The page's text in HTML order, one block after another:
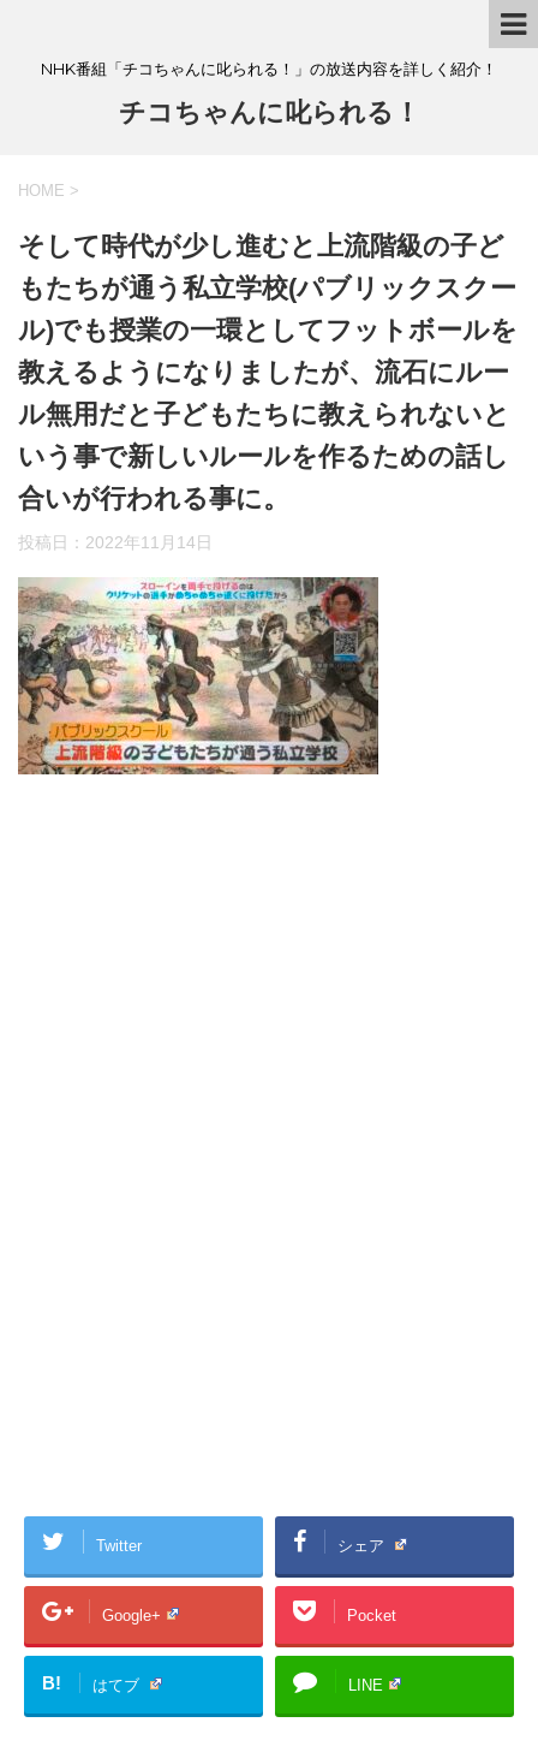
NHK番組「チコちゃんに叱られる！」の放送内容を詳しく紹介！
チコちゃんに叱られる！
HOME >
そして時代が少し進むと上流階級の子ど
もたちが通う私立学校(パブリックスクー
ル)でも授業の一環としてフットボールを
教えるようになりましたが、流石にルー
ル無用だと子どもたちに教えられないと
いう事で新しいルールを作るための話し
合いが行われる事に。
投稿日： 2022年11月14日
Twitter シェア
Google+ Pocket
B! はてブ LINE